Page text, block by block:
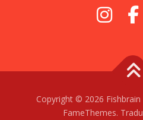
Copyright © 2026 Fishbrain
FameThemes.